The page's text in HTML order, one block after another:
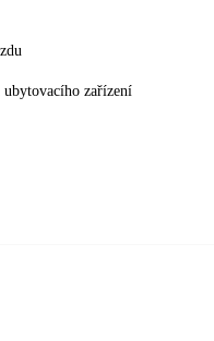
ubytovacího zařízení